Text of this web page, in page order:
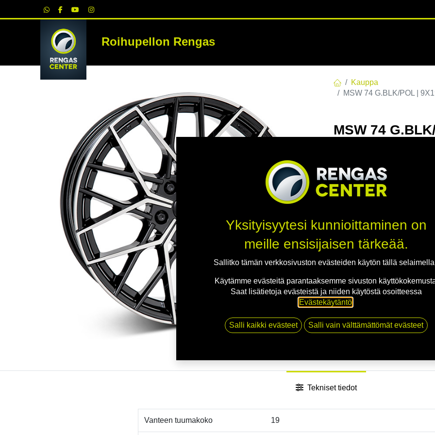
Roihupellon RengasRENKAAT
Kauppa
MSW 74 G.BLK/POL |
MSW 74
EAN: 8027529169393
Tällä tuotteella ei ole
Jaa
Tekniset tiedot
Vanteen tuumakoko 19
Yksityisyytesi kunnioittaminen on
meille ensisijaisen tärkeää.
Sallitko tämän verkkosivuston evästeiden käytön tällä
Käytämme evästeitä parantaaksemme sivuston
Saat lisätietoja evästeistä ja niiden käytöstä osoitteessa
Evästekäytäntö.
Salli kaikki evästeet Salli vain välttämättömät evästeet